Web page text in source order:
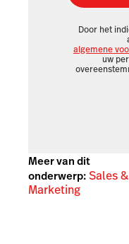
Door het
algemene
uw
Meer van dit
onderwerp:Sales &
Marketing